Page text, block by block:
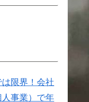
は限界！会社
事業）で年